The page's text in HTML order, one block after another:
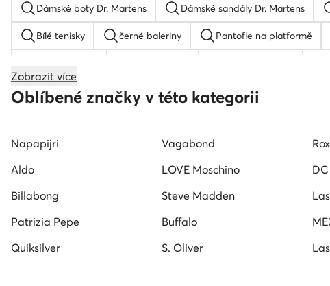
Dámské boty Dr. Martens Dámské sandály Dr. Martens
Bílé tenisky černé baleriny Pantofle na platformě
Holinky Hunter Bílé plátěné tenisky Ruzove tenisky
Zobrazit více
Oblíbené značky v této kategorii
Napapijri Vagabond
Aldo
LOVE Moschino
Billabong
Steve Madden
Patrizia Pepe
Buffalo
Quiksilver
S. Oliver